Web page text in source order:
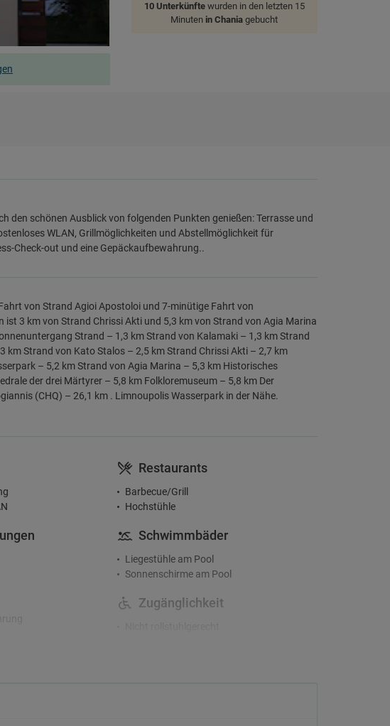
10 Unterkünftewurden in den letzten 15
Minuten in Chania gebucht
den schönen Ausblick von folgenden Punkten genießen: Terrasse und
WLAN, Grillmöglichkeiten und Abstellmöglichkeit für
Check-out und eine Gepäckaufbewahrung..
von Strand Agioi Apostoloi und 7-minütige Fahrt von
3 km von Strand Chrissi Akti und 5,3 km von Strand von Agia Marina
Strand – 1,3 km Strand von Kalamaki – 1,3 km Strand
Strand von Kato Stalos – 2,5 km Strand Chrissi Akti – 2,7 km
– 5,2 km Strand von Agia Marina – 5,3 km Historisches
der drei Märtyrer – 5,8 km Folkloremuseum – 5,8 km Der
(CHQ) – 26,1 km . Limnoupolis Wasserpark in der Nähe.
Restaurants
Barbecue/Grill
Hochstühle
Schwimmbäder
Liegestühle am Pool
Sonnenschirme am Pool
Zugänglichkeit